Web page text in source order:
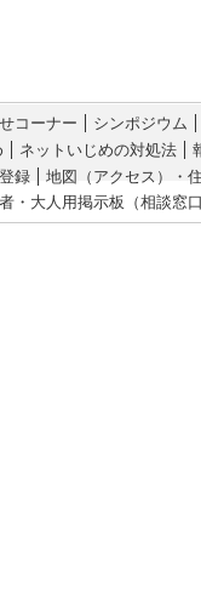
コーナー
シンポジウム
ネットいじめの対処法
録
地図（アクセス）・
・大人用掲示板（相談窓